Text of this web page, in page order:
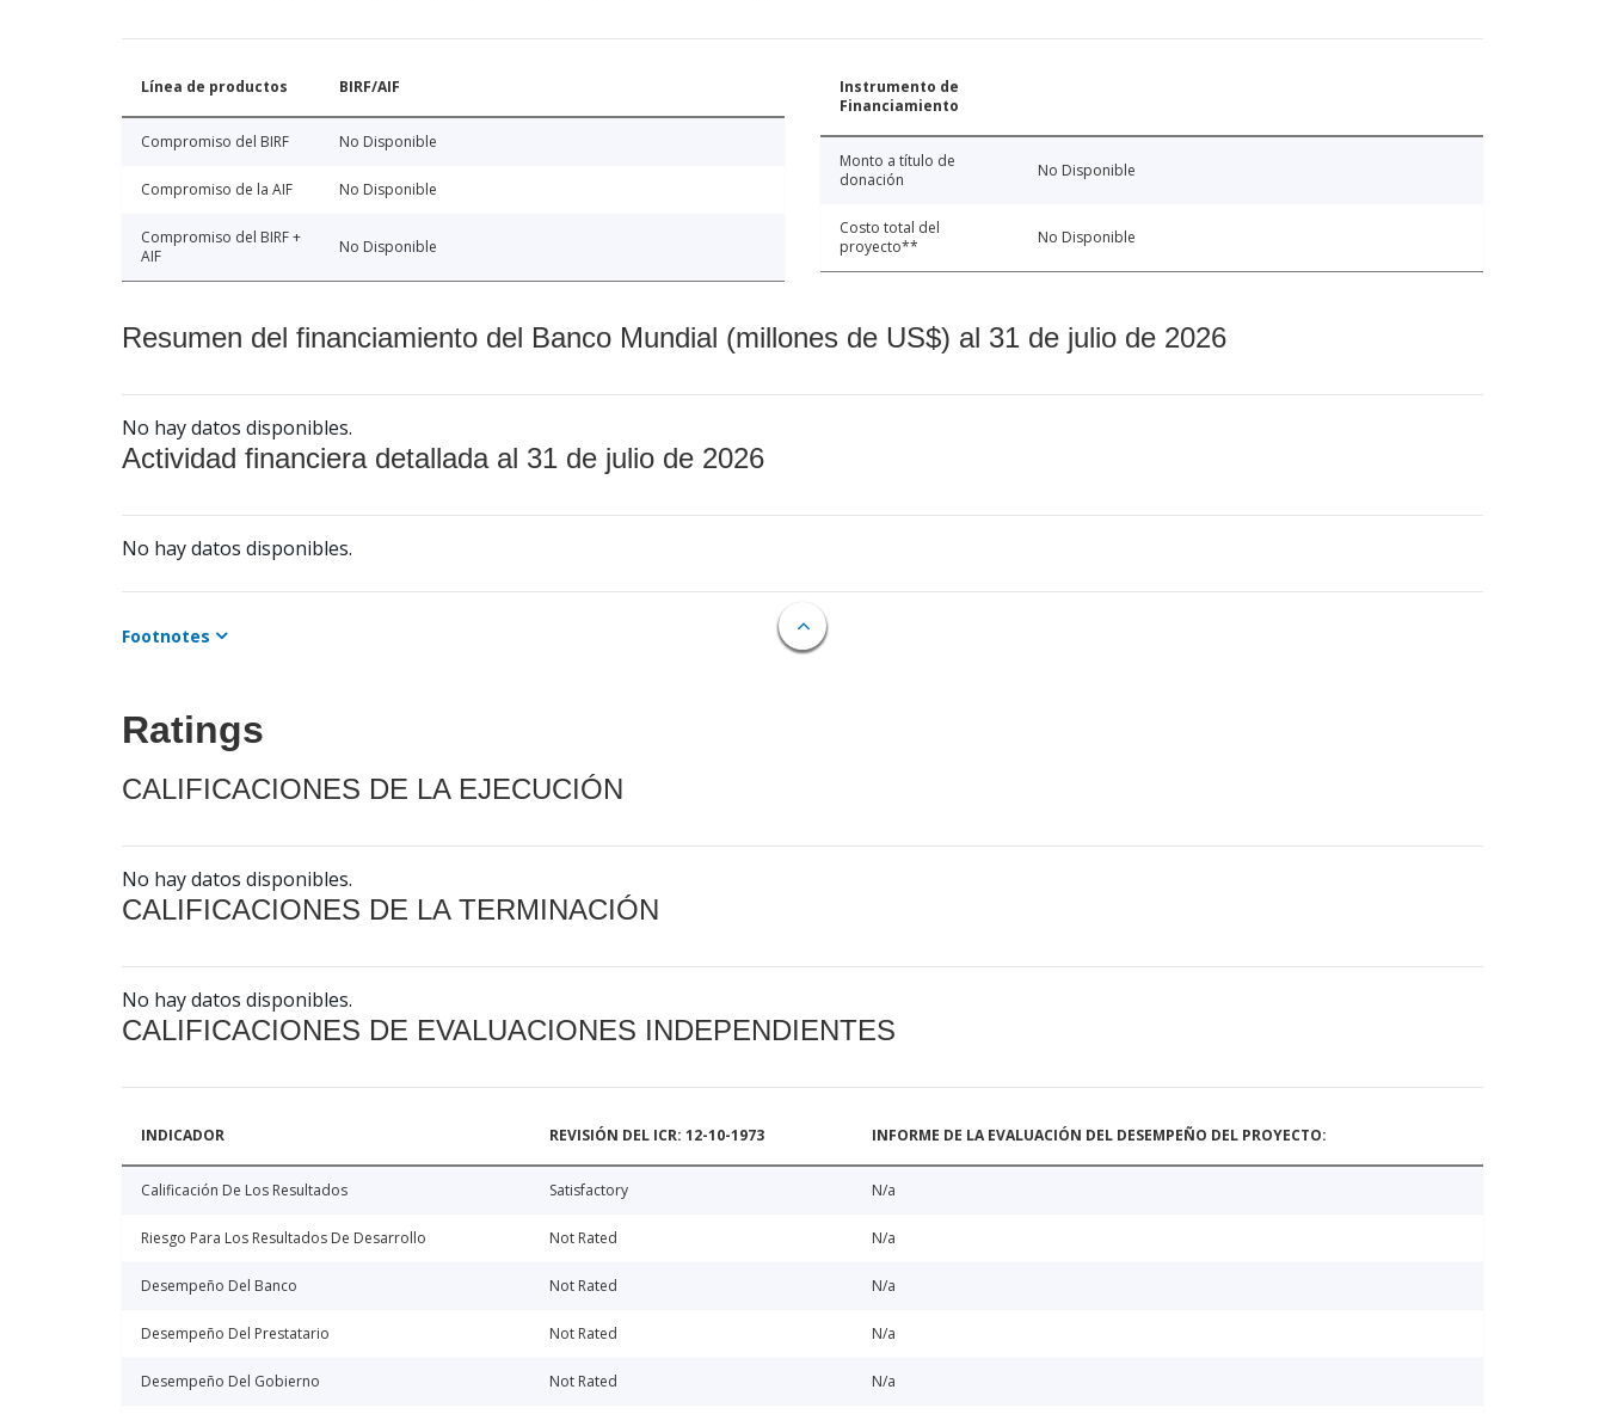
Línea de productos BIRF/AIF
Compromiso del BIRF No Disponible
Compromiso de la AIF No Disponible
Compromiso del BIRF +
AIF
No Disponible
Instrumento de
Financiamiento
Monto a título de
donación
No Disponible
Costo total del
proyecto**
No Disponible
Resumen del financiamiento del Banco Mundial (millones de US$) al 31 de julio de 2026
No hay datos disponibles.
Actividad financiera detallada al 31 de julio de 2026
No hay datos disponibles.
Footnotes
Ratings
CALIFICACIONES DE LA EJECUCIÓN
No hay datos disponibles.
CALIFICACIONES DE LA TERMINACIÓN
No hay datos disponibles.
CALIFICACIONES DE EVALUACIONES INDEPENDIENTES
INDICADOR REVISIÓN DEL ICR: 12-10-1973 INFORME DE LA EVALUACIÓN DEL DESEMPEÑO DEL PROYECTO:
Calificación De Los Resultados Satisfactory N/a
Riesgo Para Los Resultados De Desarrollo Not Rated N/a
Desempeño Del Banco Not Rated N/a
Desempeño Del Prestatario Not Rated N/a
Desempeño Del Gobierno Not Rated N/a